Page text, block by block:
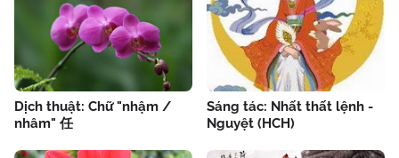
Dịch thuật: Chữ "nhậm /
nhâm" 任
Sáng tác: Nhất thất lệnh -
Nguyệt (HCH)